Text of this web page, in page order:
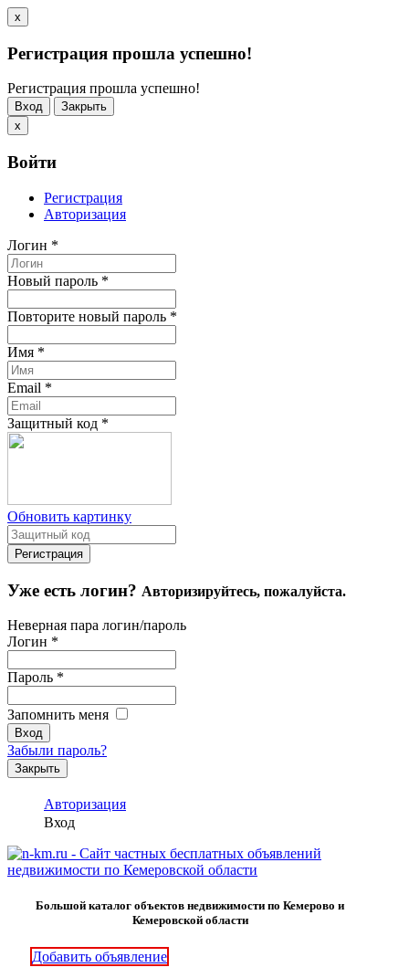
x
Регистрация прошла успешно!
Регистрация прошла успешно!
Вход
Закрыть
x
Войти
Регистрация
Авторизация
Логин *
Новый пароль *
Повторите новый пароль *
Имя *
Email *
Защитный код *
Обновить картинку
Уже есть логин? Авторизируйтесь, пожалуйста.
Неверная пара логин/пароль
Логин *
Пароль *
Запомнить меня
Забыли пароль?
Закрыть
Авторизация
Вход
Большой каталог объектов недвижимости по Кемерово и
Кемеровской области
Добавить объявление